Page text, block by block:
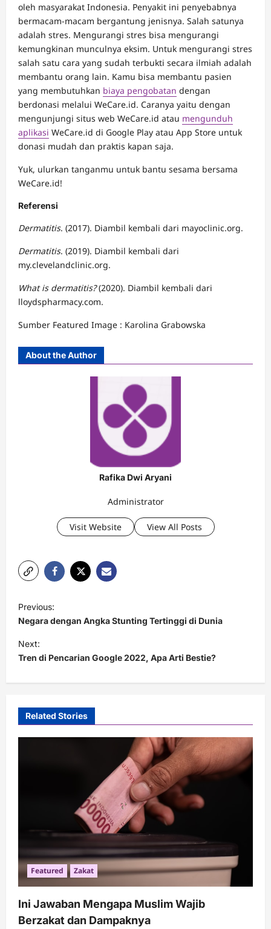
oleh masyarakat Indonesia. Penyakit ini penyebabnya
bermacam-macam bergantung jenisnya. Salah satunya
adalah stres. Mengurangi stres bisa mengurangi
kemungkinan munculnya eksim. Untuk mengurangi stres
salah satu cara yang sudah terbukti secara ilmiah adalah
membantu orang lain. Kamu bisa membantu pasien
yang membutuhkan biaya pengobatan dengan
berdonasi melalui WeCare.id. Caranya yaitu dengan
mengunjungi situs web WeCare.id atau mengunduh
aplikasi WeCare.id di Google Play atau App Store untuk
donasi mudah dan praktis kapan saja.
Yuk, ulurkan tanganmu untuk bantu sesama bersama
WeCare.id!
Referensi
Dermatitis. (2017). Diambil kembali dari mayoclinic.org.
Dermatitis. (2019). Diambil kembali dari
my.clevelandclinic.org.
What is dermatitis?(2020). Diambil kembali dari
lloydspharmacy.com.
Sumber Featured Image : Karolina Grabowska
About the Author
Rafika Dwi Aryani
Administrator
Visit Website View All Posts
P
o
s
t
v
Previous:
Negara dengan Angka Stunting Tertinggi di Dunia
Next:
Tren di Pencarian Google 2022, Apa Arti Bestie?
Related Stories
Featured Zakat
Ini Jawaban Mengapa Muslim Wajib
Berzakat dan Dampaknya